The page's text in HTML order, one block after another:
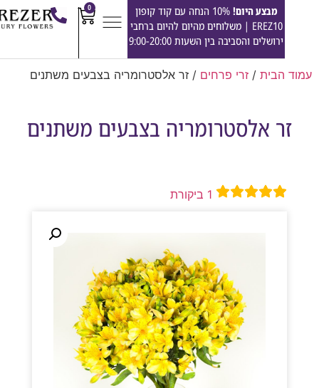
מבצע היום!
10% הנחה עם קוד קופון
EREZ10 | משלוחים מהיום להיום ברחבי
ירושלים והסביבה בין השעות 9:00-20:00
/זרי פרחים / זר אלסטרומריה בצבעים משתנים
אלסטרומריה בצבעים משתנים
1ביקורת